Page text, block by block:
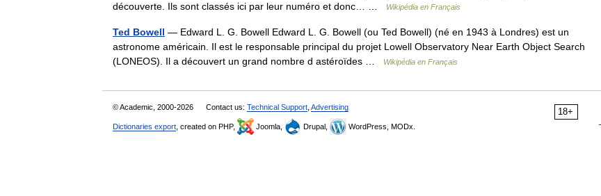
découverte. Ils sont classés ici par leur numéro et donc… …
Wikipédia en Français
Ted Bowell — Edward L. G. Bowell Edward L. G. Bowell (ou Ted Bowell) (né en 1943 à Londres) est un
astronome américain. Il est le responsable principal du projet Lowell Observatory Near Earth Object Search
(LONEOS). Il a découvert un grand nombre d astéroïdes …
Wikipédia en Français
18+
© Academic, 2000-2026 Contact us: Technical Support Advertising
Dictionaries export , created on PHP, Joomla, Drupal, WordPress, MODx.